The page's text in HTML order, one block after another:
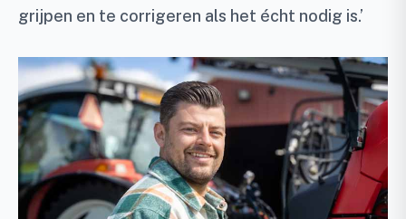
grijpen en te corrigeren als het écht nodig is.’